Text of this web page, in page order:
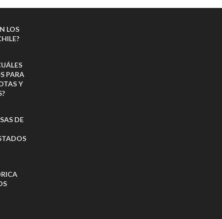
LOS
PARA
Y
DE